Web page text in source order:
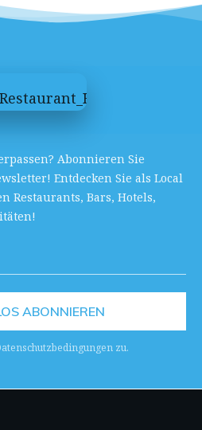
Abonnieren Sie
Entdecken Sie als Local
Restaurants, Bars, Hotels,
ABONNIEREN
zu.